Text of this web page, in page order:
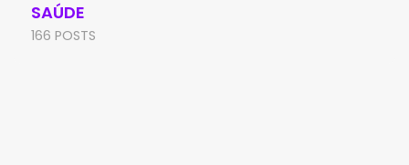
SAÚDE
166 POSTS